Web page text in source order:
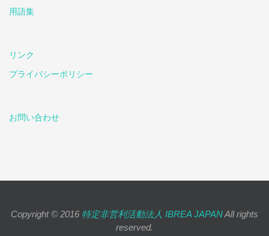
用語集
リンク
プライバシーポリシー
お問い合わせ
Copyright © 2016 特定非営利活動法人 IBREA JAPANAll rights
reserved.